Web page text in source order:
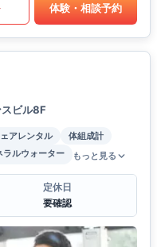
体験・相談予約
ビル8F
アレンタル
体組成計
ラルウォーター もっと見る
定休日
要確認